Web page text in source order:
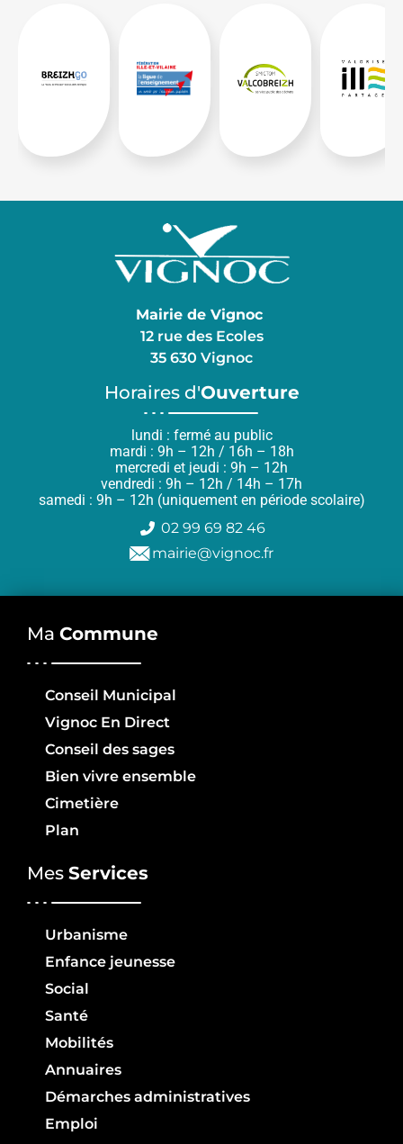
Mairie de Vignoc
12 rue des Ecoles
35 630 Vignoc
Horaires d'Ouverture
lundi : fermé au public
mardi : 9h – 12h / 16h – 18h
mercredi et jeudi : 9h – 12h
vendredi : 9h – 12h / 14h – 17h
samedi : 9h – 12h (uniquement en période scolaire)
02 99 69 82 46
mairie@vignoc.fr
Ma Commune
Conseil Municipal
Vignoc En Direct
Conseil des sages
Bien vivre ensemble
Cimetière
Plan
Mes Services
Urbanisme
Enfance jeunesse
Social
Santé
Mobilités
Annuaires
Démarches administratives
Emploi